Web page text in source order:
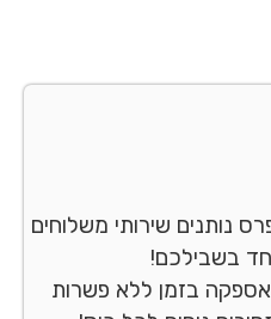
שירותי משלוחים
בזמן ללא פשרות